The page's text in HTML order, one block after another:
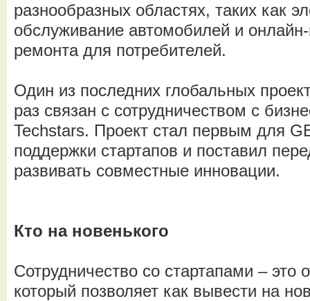
разнообразных областях, таких как
обслуживание автомобилей и
ремонта для потребителей.
Один из последних глобальных
раз связан с сотрудничеством с
Techstars. Проект стал первым для
поддержки стартапов и поставил
развивать совместные инновации.
Кто на новенького
Сотрудничество со стартапами – это
который позволяет как вывести на